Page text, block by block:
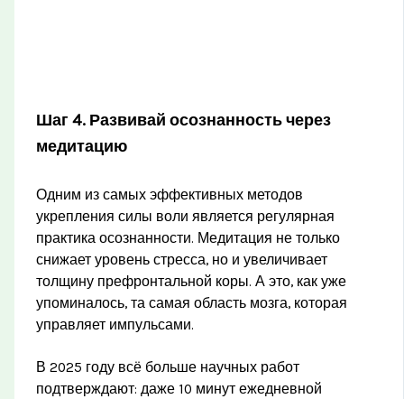
Шаг 4. Развивай осознанность через
медитацию
Одним из самых эффективных методов
укрепления силы воли является регулярная
практика осознанности. Медитация не только
снижает уровень стресса, но и увеличивает
толщину префронтальной коры. А это, как уже
упоминалось, та самая область мозга, которая
управляет импульсами.
В 2025 году всё больше научных работ
подтверждают: даже 10 минут ежедневной